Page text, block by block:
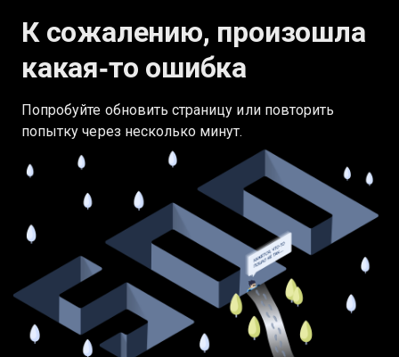
К сожалению, произошла
какая‑то ошибка
Попробуйте обновить страницу или повторить
попытку через несколько минут.